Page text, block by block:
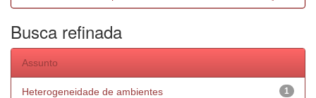
Busca refinada
Assunto
1
Heterogeneidade de ambientes